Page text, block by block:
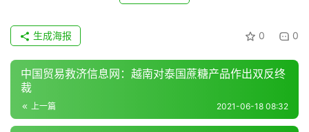
0 0
生成海报
中国贸易救济信息网：越南对泰国蔗糖产品作出双反终
裁
上一篇 2021-06-18 08:32